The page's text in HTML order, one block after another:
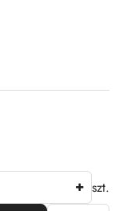
szt.